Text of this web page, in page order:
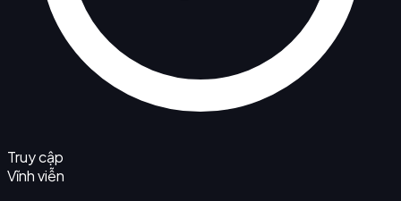
Truy cập
Vĩnh viễn